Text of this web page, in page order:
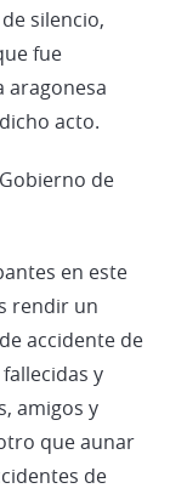
silencio,
fue
aragonesa
acto.
de
en este
rendir un
accidente de
y
amigos y
que aunar
de